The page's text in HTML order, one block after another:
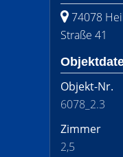
74078
Straße 41
Objekt-Nr.
6078_2.3
Zimmer
2,5